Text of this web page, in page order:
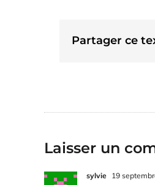
Partager ce
Laisser un
sylvie 19